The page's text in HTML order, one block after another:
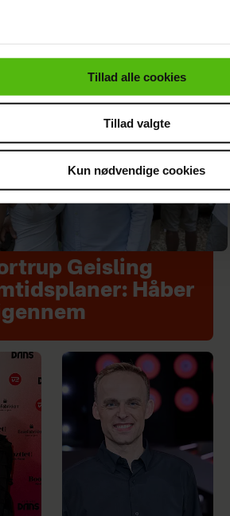
cookiepolitik.
Tillad alle cookies
Tillad valgte
Kun nødvendige cookies
Geisling
Håber